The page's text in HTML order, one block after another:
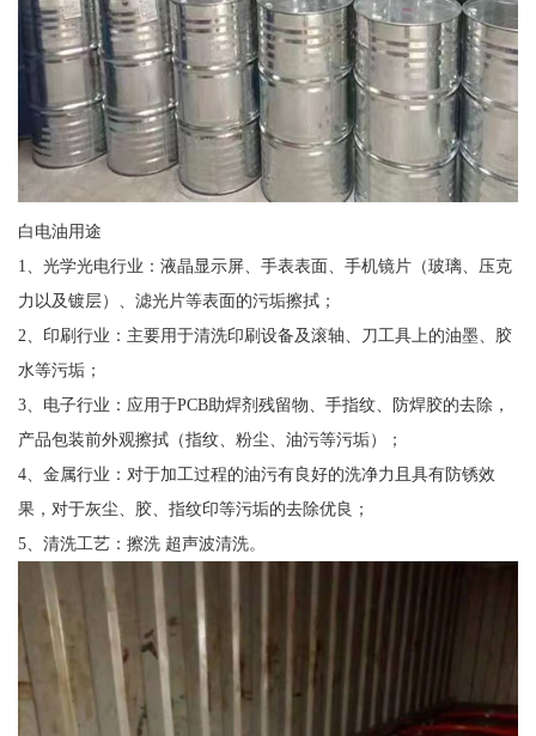
白电油用途
1、光学光电行业：液晶显示屏、手表表面、手机镜片（玻璃、压克
力以及镀层）、滤光片等表面的污垢擦拭；
2、印刷行业：主要用于清洗印刷设备及滚轴、刀工具上的油墨、胶
水等污垢；
3、电子行业：应用于PCB助焊剂残留物、手指纹、防焊胶的去除，
产品包装前外观擦拭（指纹、粉尘、油污等污垢）；
4、金属行业：对于加工过程的油污有良好的洗净力且具有防锈效
果，对于灰尘、胶、指纹印等污垢的去除优良；
5、清洗工艺：擦洗 超声波清洗。